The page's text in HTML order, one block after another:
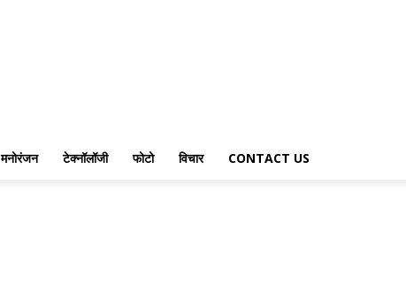
मनोरंजन टेक्नॉलॉजी फोटो विचार CONTACT US